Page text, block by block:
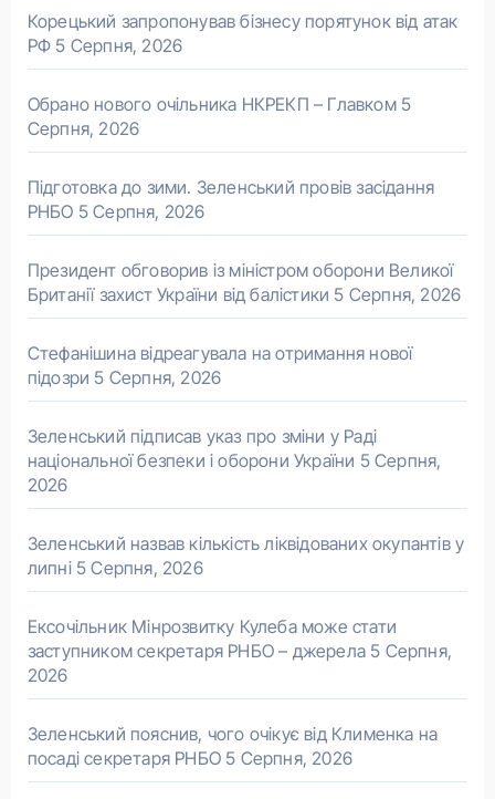
Корецький запропонував бізнесу порятунок від атак
РФ 5 Серпня, 2026
Обрано нового очільника НКРЕКП – Главком 5
Серпня, 2026
Підготовка до зими. Зеленський провів засідання
РНБО 5 Серпня, 2026
Президент обговорив із міністром оборони Великої
Британії захист України від балістики 5 Серпня, 2026
Стефанішина відреагувала на отримання нової
підозри 5 Серпня, 2026
Зеленський підписав указ про зміни у Раді
національної безпеки і оборони України 5 Серпня,
2026
Зеленський назвав кількість ліквідованих окупантів у
липні 5 Серпня, 2026
Ексочільник Мінрозвитку Кулеба може стати
заступником секретаря РНБО – джерела 5 Серпня,
2026
Зеленський пояснив, чого очікує від Клименка на
посаді секретаря РНБО 5 Серпня, 2026